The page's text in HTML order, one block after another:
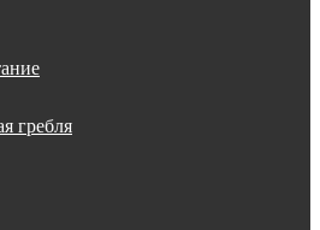
гребля